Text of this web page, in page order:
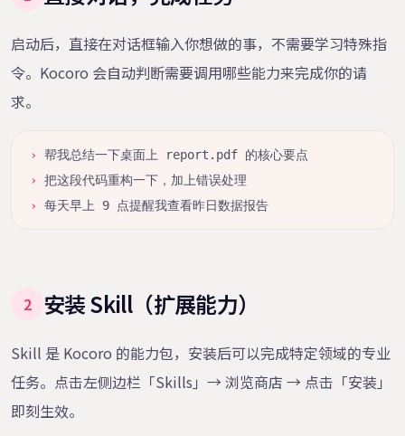
启动后，直接在对话框输入你想做的事，不需要学习特殊指
令。Kocoro 会自动判断需要调用哪些能力来完成你的请
求。
›
帮我总结一下桌面上 report.pdf 的核心要点
›
把这段代码重构一下，加上错误处理
›
每天早上 9 点提醒我查看昨日数据报告
2 安装 Skill（扩展能力）
Skill 是 Kocoro 的能力包，安装后可以完成特定领域的专业
任务。点击左侧边栏「Skills」→ 浏览商店 → 点击「安装」
即刻生效。